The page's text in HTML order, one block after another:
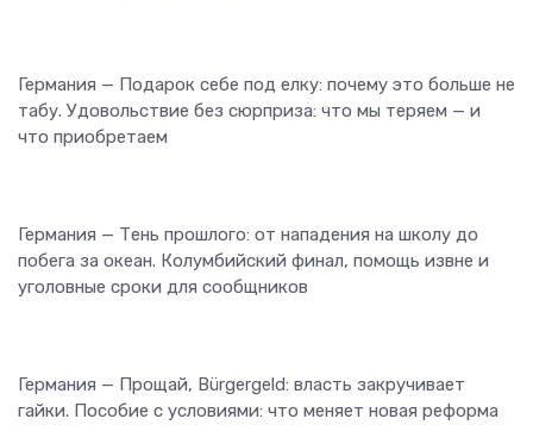
Германия — Подарок себе под елку: почему это больше не
табу. Удовольствие без сюрприза: что мы теряем — и
что приобретаем
Германия — Тень прошлого: от нападения на школу до
побега за океан. Колумбийский финал, помощь извне и
уголовные сроки для сообщников
Германия — Прощай, Bürgergeld: власть закручивает
гайки. Пособие с условиями: что меняет новая реформа